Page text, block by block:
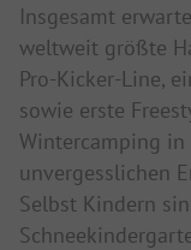
Insgesamt
weltweit größte
Pro-Kicker-Line,
sowie erste
Wintercamping in
unvergesslichen
Selbst Kindern